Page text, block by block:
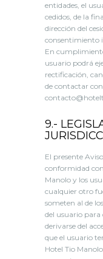
entidades, el
cedidos, de la
dirección del
consentimiento
En
usuario podrá
rectificación,
de contactar
9.-
El presente
conformidad
Manolo y los
cualquier otro
someten al de
del usuario
derivarse del
que el usuario
Hotel Tio